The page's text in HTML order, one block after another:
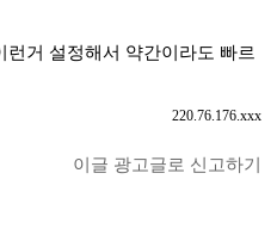
거 설정해서 약간이라도 빠르
220.76.176.xxx
이글 광고글로 신고하기